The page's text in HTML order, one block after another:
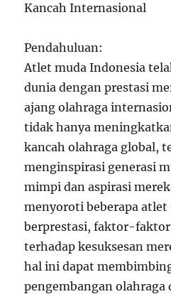
Kancah Internasional
Pendahuluan:
Atlet muda Indonesia
dunia dengan prestasi
ajang olahraga
tidak hanya
kancah olahraga global,
menginspirasi generasi
mimpi dan aspirasi
menyoroti beberapa atlet
berprestasi, faktor-
terhadap kesuksesan
hal ini dapat
pengembangan olahraga